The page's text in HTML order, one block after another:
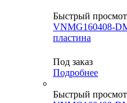
Быстрый
VNMG160408-
пластина
Под заказ
Подробнее
Быстрый